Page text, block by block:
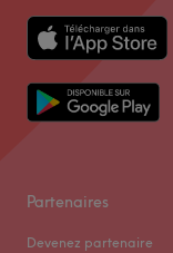
Partenaires
Devenez partenaire